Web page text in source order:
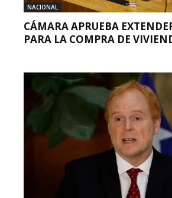
NACIONAL
CÁMARA APRUEBA
PARA LA COMPRA DE